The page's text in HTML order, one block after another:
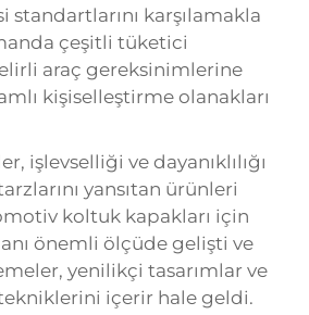
karşılamakla
çeşitli tüketici
araç gereksinimlerine
kişiselleştirme olanakları
işlevselliği ve dayanıklılığı
yansıtan ürünleri
koltuk kapakları için
önemli ölçüde gelişti ve
yenilikçi tasarımlar ve
içerir hale geldi.